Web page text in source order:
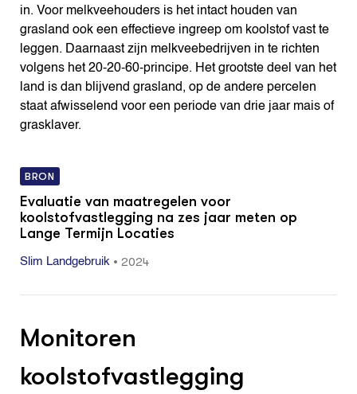
in. Voor melkveehouders is het intact houden van
grasland ook een effectieve ingreep om koolstof vast te
leggen. Daarnaast zijn melkveebedrijven in te richten
volgens het 20-20-60-principe. Het grootste deel van het
land is dan blijvend grasland, op de andere percelen
staat afwisselend voor een periode van drie jaar mais of
grasklaver.
BRON
Evaluatie van maatregelen voor
koolstofvastlegging na zes jaar meten op
Lange Termijn Locaties
Slim Landgebruik• 2024
Monitoren
koolstofvastlegging